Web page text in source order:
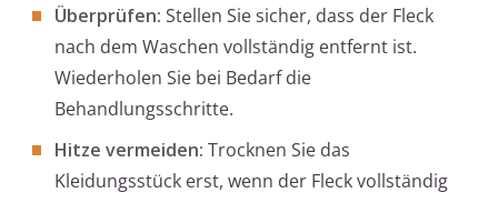
Überprüfen: Stellen Sie sicher, dass der Fleck
nach dem Waschen vollständig entfernt ist.
Wiederholen Sie bei Bedarf die
Behandlungsschritte.
Hitze vermeiden: Trocknen Sie das
Kleidungsstück erst, wenn der Fleck vollständig